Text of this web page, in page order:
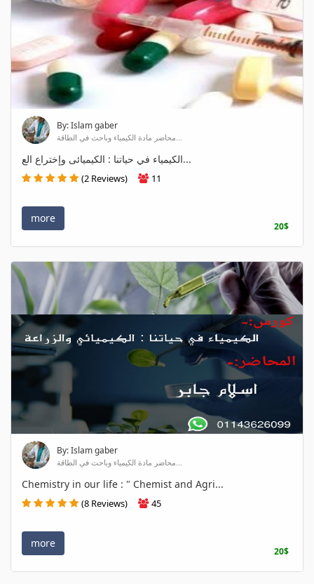
By: Islam gaber
محاضر مادة الكيمياء وباحث في الطاقة...
الكيمياء في حياتنا : الكيميائى وإختراع الع...
(2 Reviews) 11
more
20$
By: Islam gaber
محاضر مادة الكيمياء وباحث في الطاقة...
Chemistry in our life : " Chemist and Agri...
(8 Reviews) 45
more
20$